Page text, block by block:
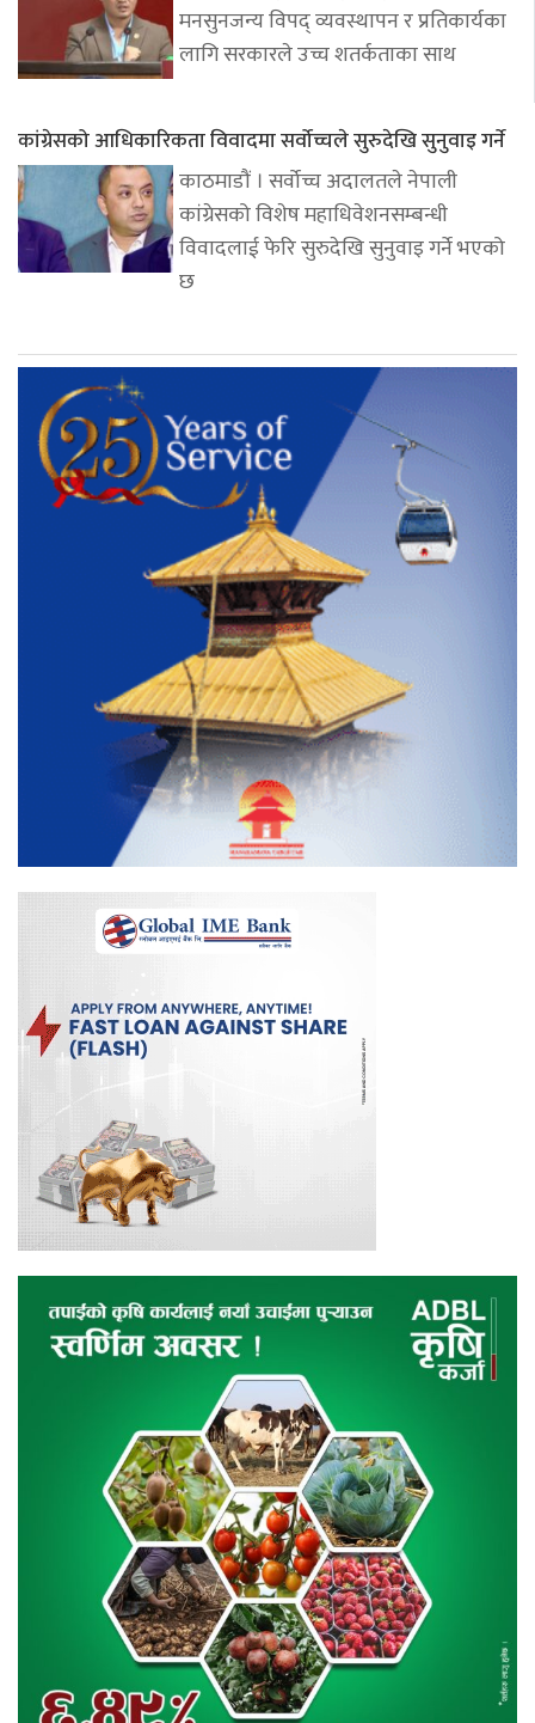
मनसुनजन्य विपद् व्यवस्थापन र प्रतिकार्यका
लागि सरकारले उच्च शतर्कताका साथ
कांग्रेसको आधिकारिकता विवादमा सर्वोच्चले सुरुदेखि सुनुवाइ गर्ने
काठमाडौं । सर्वोच्च अदालतले नेपाली
कांग्रेसको विशेष महाधिवेशनसम्बन्धी
विवादलाई फेरि सुरुदेखि सुनुवाइ गर्ने भएको
छ